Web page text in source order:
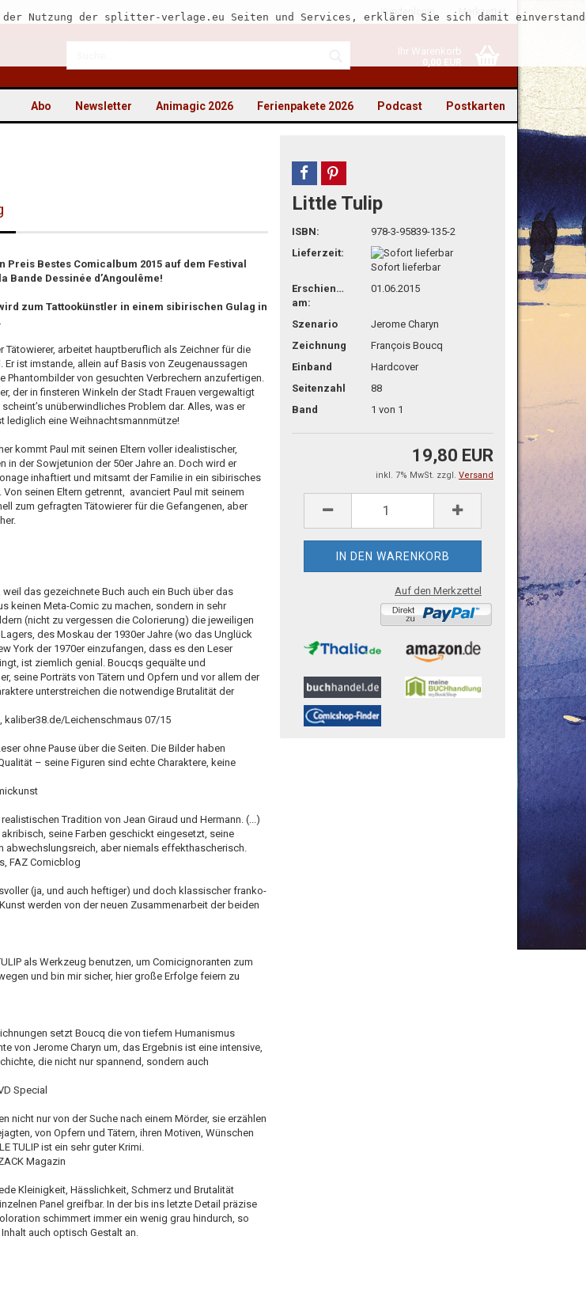
Kundenlogin Merkzettel
Ihr Warenkorb
0,00 EUR
Nutzung der splitter-verlage.eu Seiten und Services, erklären Sie sich damit
Postkarten
Podcast
Ferienpakete 2026
Animagic 2026
Newsletter
Abo
Preis Bestes Comicalbum 2015 auf dem Festival
Bande Dessinée d’Angoulême!
zum Tattookünstler in einem sibirischen Gulag in
Tätowierer, arbeitet hauptberuflich als Zeichner für die
Er ist imstande, allein auf Basis von Zeugenaussagen
Phantombilder von gesuchten Verbrechern anzufertigen.
der in finsteren Winkeln der Stadt Frauen vergewaltigt
unüberwindliches Problem dar. Alles, was er
lediglich eine Weihnachtsmannmütze!
kommt Paul mit seinen Eltern voller idealistischer,
in der Sowjetunion der 50er Jahre an. Doch wird er
inhaftiert und mitsamt der Familie in ein sibirisches
seinen Eltern getrennt, avanciert Paul mit seinem
zum gefragten Tätowierer für die Gefangenen, aber
das gezeichnete Buch auch ein Buch über das
keinen Meta-Comic zu machen, sondern in sehr
(nicht zu vergessen die Colorierung) die jeweiligen
des Moskau der 1930er Jahre (wo das Unglück
York der 1970er einzufangen, dass es den Leser
ist ziemlich genial. Boucqs gequälte und
seine Porträts von Tätern und Opfern und vor allem der
unterstreichen die notwendige Brutalität der
kaliber38.de/Leichenschmaus 07/15
ohne Pause über die Seiten. Die Bilder haben
– seine Figuren sind echte Charaktere, keine
Tradition von Jean Giraud und Hermann. (...)
seine Farben geschickt eingesetzt, seine
abwechslungsreich, aber niemals effekthascherisch.
FAZ Comicblog
(ja, und auch heftiger) und doch klassischer franko-
werden von der neuen Zusammenarbeit der beiden
als Werkzeug benutzen, um Comicignoranten zum
und bin mir sicher, hier große Erfolge feiern zu
setzt Boucq die von tiefem Humanismus
von Jerome Charyn um, das Ergebnis ist eine intensive,
die nicht nur spannend, sondern auch
Special
nicht nur von der Suche nach einem Mörder, sie erzählen
von Opfern und Tätern, ihren Motiven, Wünschen
TULIP ist ein sehr guter Krimi.
Magazin
Kleinigkeit, Hässlichkeit, Schmerz und Brutalität
Panel greifbar. In der bis ins letzte Detail präzise
schimmert immer ein wenig grau hindurch, so
auch optisch Gestalt an.
teilen pin it
Little Tulip
ISBN:
978-3-95839-135-2
Lieferzeit:
Sofort lieferbar
Erschienen
am:
01.06.2015
Szenario
Jerome Charyn
Zeichnung
François Boucq
Einband
Hardcover
Seitenzahl
88
Band
1 von 1
19,80 EUR
inkl. 7% MwSt. zzgl. Versand
Auf den Merkzettel